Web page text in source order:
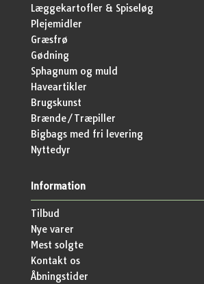
Læggekartofler & Spiseløg
Plejemidler
Græsfrø
Gødning
Sphagnum og muld
Haveartikler
Brugskunst
Brænde/Træpiller
Bigbags med fri levering
Nyttedyr
Information
Tilbud
Nye varer
Mest solgte
Kontakt os
Åbningstider